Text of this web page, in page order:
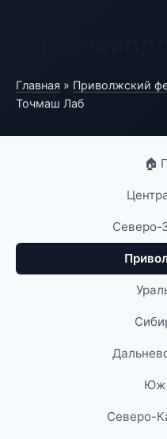
Главная » Приволжский
Точмаш Лаб
🏠
Северо-
Северо-